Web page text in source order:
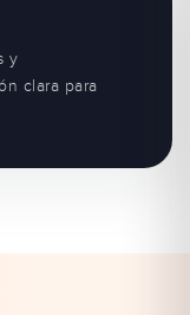
y
clara para